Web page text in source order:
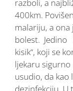
razboli, a
400km.
malariju, a ona
bolest. Jedino
kisik“, koji se
ljekaru sigurno
usudio, da kao
dezinfekciju. U